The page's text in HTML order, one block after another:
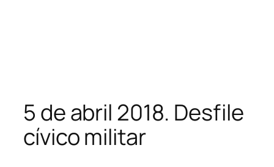
5 de abril 2018. Desfile
cívico militar